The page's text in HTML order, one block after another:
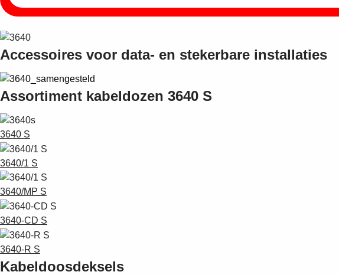
Accessoires voor data- en stekerbare installaties
Assortiment kabeldozen 3640 S
3640 S
3640/1 S
3640/MP S
3640-CD S
3640-R S
Kabeldoosdeksels